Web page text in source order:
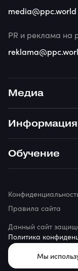
Мы
Медиа
Информация
Обучение
media@ppc.world
PR и реклама на
© 2026 ppc.world
Данный сайт
Политика
Правила сайта